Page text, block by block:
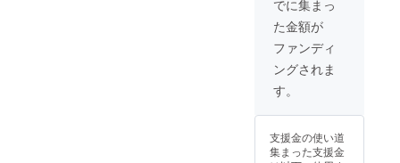
す ※掲載不要の
場合は備考欄は
空欄のままでお
願いします
ミュニティまた
SNSへお名前を
画像数枚にまと
めて投稿、クラ
ウドファンディ
ング終了後の配
信や動画にて概
要欄にお名前の
に掲載するお名
前の記入をお願
マグカップ ︎︎⟡サ
イズ 直径約8cm
高さ約9.2cm ･
クラウドファン
ディング終了後
支援者としての
お名前掲載
SNS) ︎︎ ⟡掲載期間
〈5月中~VTuber
としての活動が
⟡リターン品制
作に使用するイ
ラストの1枚絵の
データをお渡し
する予定です ⟡
クラウドファン
ディング終了後
にイラストを発
注する為、サイ
ズなどの詳細は
分かり次第メー
でに集まっ
た金額が
ファンディ
ングされま
す。
支援金の使い道
集まった支援金